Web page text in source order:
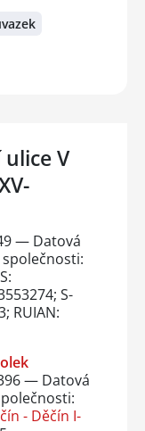
V
— Datová
S-
RUIAN:
— Datová
- Děčín I-